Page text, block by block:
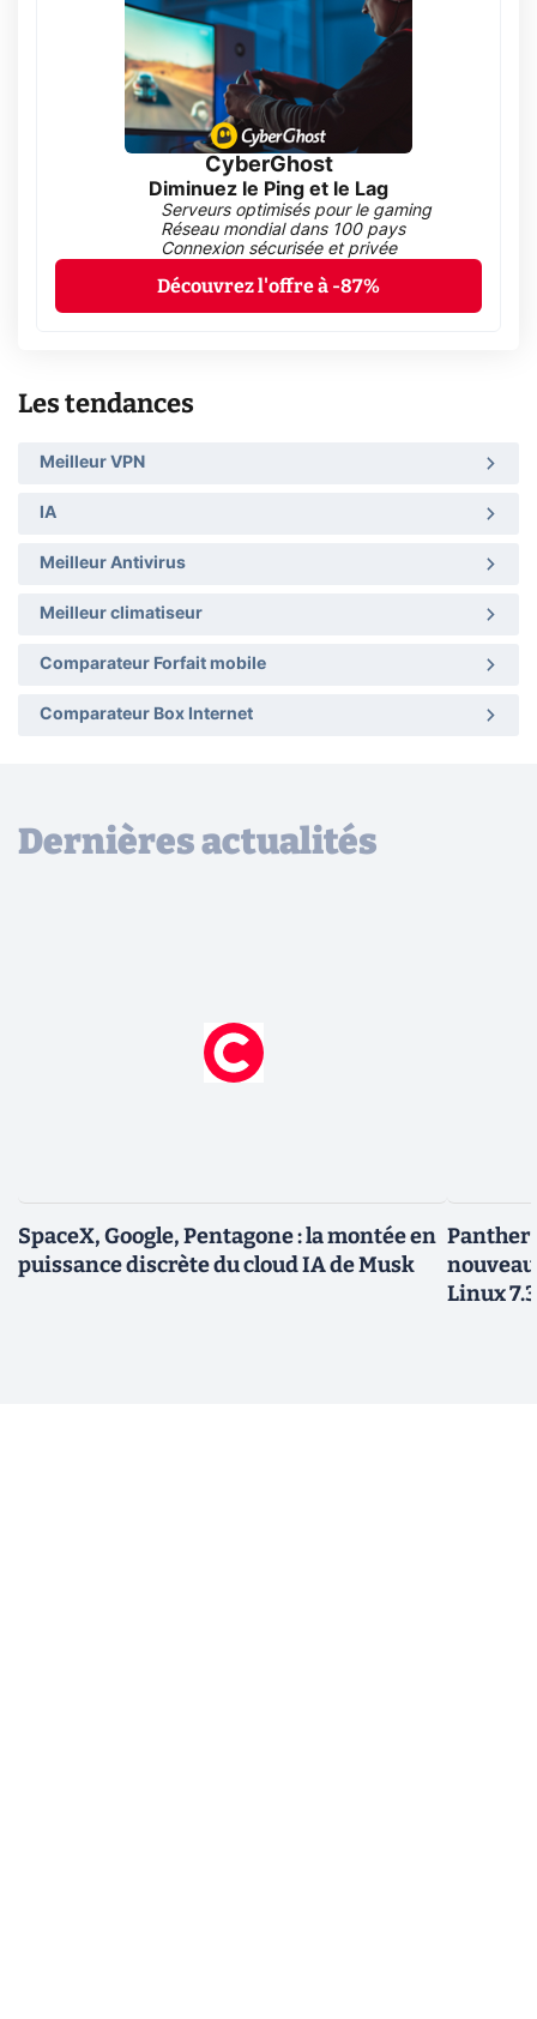
CyberGhost
Diminuez le Ping et le Lag
Serveurs optimisés pour le gaming
Réseau mondial dans 100 pays
Connexion sécurisée et privée
Découvrez l'offre à -87%
Les tendances
Meilleur VPN
IA
Meilleur Antivirus
Meilleur climatiseur
Comparateur Forfait mobile
Comparateur Box Internet
Dernières actualités
SpaceX, Google, Pentagone : la montée en
puissance discrète du cloud IA de Musk
Panther
Linux 7.3